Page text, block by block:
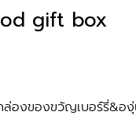
gift box
องของขวัญเบอร์รี่&อ